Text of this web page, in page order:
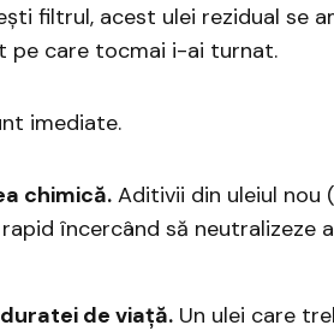
filtrul, acest ulei rezidual se
pe care tocmai i-ai turnat.
imediate.
chimică. Aditivii din uleiul nou
încercând să neutralizeze
de viață. Un ulei care